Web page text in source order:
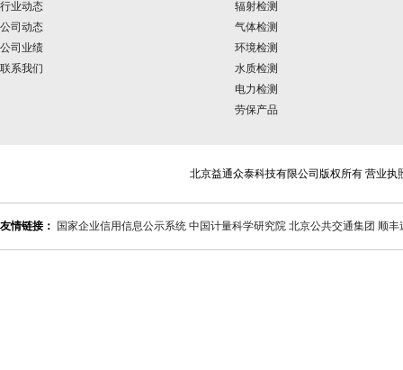
行业动态
公司动态
公司业绩
联系我们
辐射检测
气体检测
环境检测
水质检测
电力检测
劳保产品
北京益通众泰科技有限公司版权所有 营业执
友情链接： 国家企业信用信息公示系统 中国计量科学研究院 北京公共交通集团 顺丰